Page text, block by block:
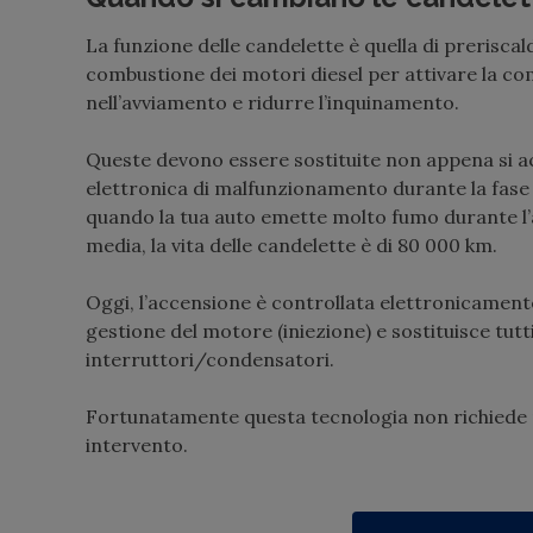
La funzione delle candelette è quella di
combustione dei motori diesel per attivare la
nell’avviamento e ridurre l’inquinamento.
Queste devono essere sostituite non appena si
elettronica di malfunzionamento durante la
quando la tua auto emette molto fumo durante
media, la vita delle candelette è di 80 000 km.
Oggi, l’accensione è controllata
gestione del motore (iniezione) e sostituisce
interruttori/condensatori.
Fortunatamente questa tecnologia non
intervento.